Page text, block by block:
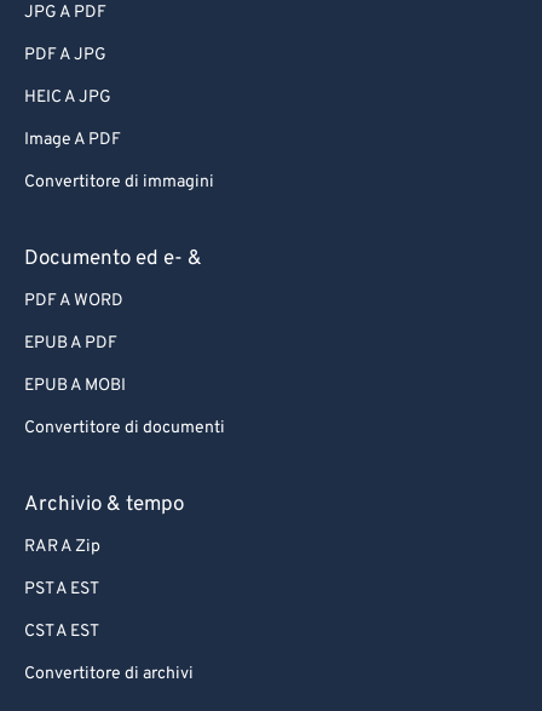
JPG A PDF
PDF A JPG
HEIC A JPG
Image A PDF
Convertitore di immagini
Documento ed e- &
PDF A WORD
EPUB A PDF
EPUB A MOBI
Convertitore di documenti
Archivio & tempo
RAR A Zip
PST A EST
CST A EST
Convertitore di archivi